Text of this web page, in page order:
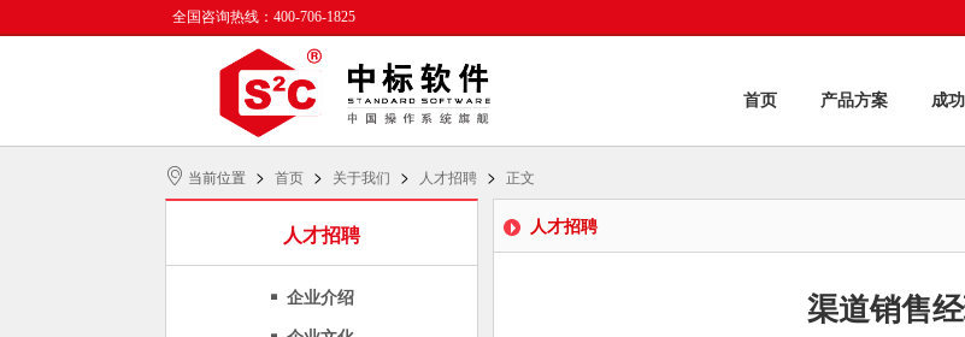
全国咨询热线：400-706-1825
首页 产品方案 成
当前位置 > 首页 > 关于我们 > 人才招聘 > 正文
人才招聘
企业介绍
人才招聘
渠道销售经